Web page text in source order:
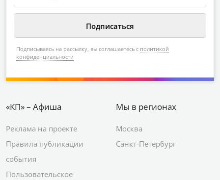
Подписываясь на рассылку, вы соглашаетесь с политикой
конфиденциальности
«КП» – Афиша
Реклама на проекте
Правила публикации
события
Пользовательское
Мы в регионах
Москва
Санкт-Петербург